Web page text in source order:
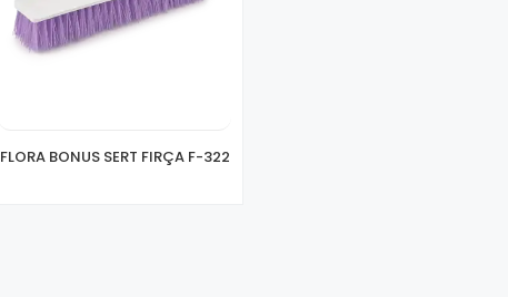
FLORA BONUS SERT FIRÇA F-322